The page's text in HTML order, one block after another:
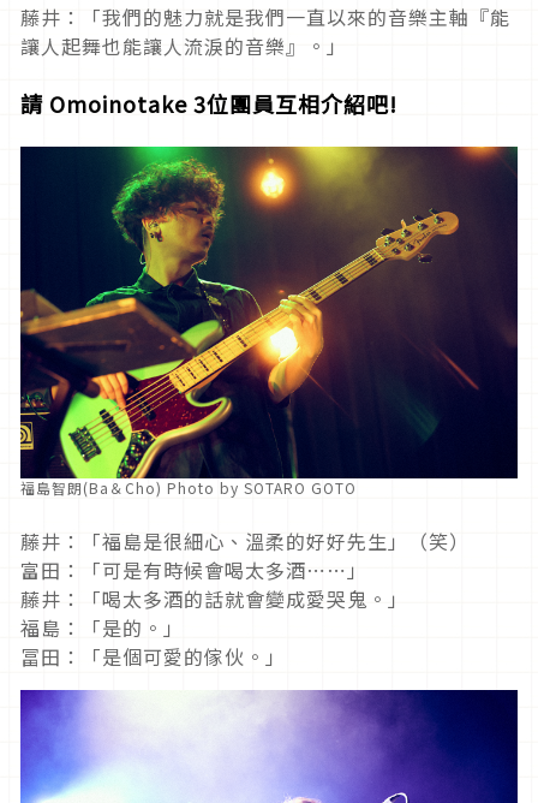
藤井：「我們的魅力就是我們一直以來的音樂主軸『能
讓人起舞也能讓人流淚的音樂』。」
請 Omoinotake 3位團員互相介紹吧!
福島智朗(Ba＆Cho) Photo by SOTARO GOTO
藤井：「福島是很細心、溫柔的好好先生」（笑）
富田：「可是有時候會喝太多酒⋯⋯」
藤井：「喝太多酒的話就會變成愛哭鬼。」
福島：「是的。」
冨田：「是個可愛的傢伙。」